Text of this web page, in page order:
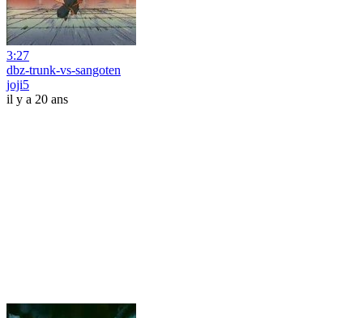
3:27
dbz-trunk-vs-sangoten
joji5
il y a 20 ans